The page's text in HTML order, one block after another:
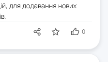
для додавання нових
0